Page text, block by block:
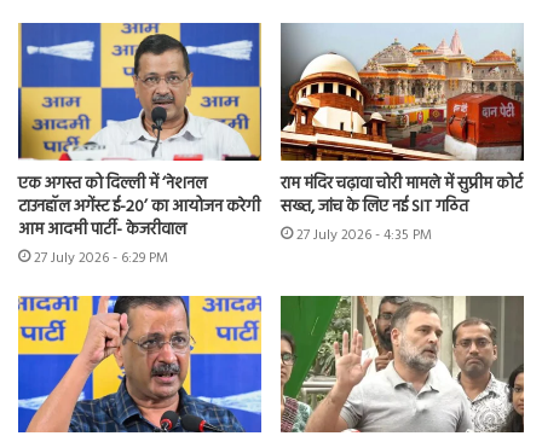
एक अगस्त को दिल्ली में ‘नेशनल
टाउनहॉल अगेंस्ट ई-20’ का आयोजन करेगी
आम आदमी पार्टी- केजरीवाल
27 July 2026 - 6:29 PM
राम मंदिर चढ़ावा चोरी मामले में सुप्रीम कोर्ट
सख्त, जांच के लिए नई SIT गठित
27 July 2026 - 4:35 PM